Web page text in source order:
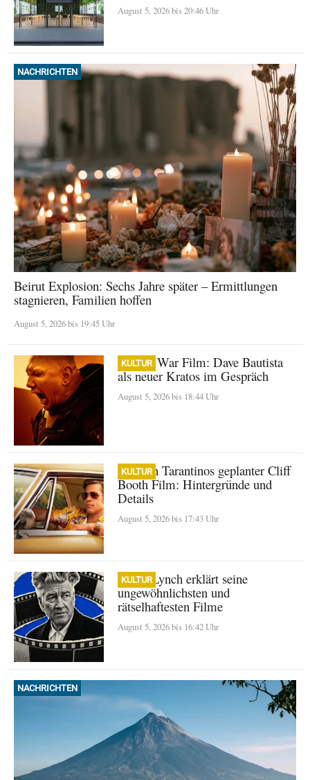
August 5, 2026 bis 20:46 Uhr
NACHRICHTEN
Beirut Explosion: Sechs Jahre später – Ermittlungen
stagnieren, Familien hoffen
August 5, 2026 bis 19:45 Uhr
KULTUR
God of War Film: Dave Bautista
als neuer Kratos im Gespräch
August 5, 2026 bis 18:44 Uhr
KULTUR
Quentin Tarantinos geplanter Cliff
Booth Film: Hintergründe und
Details
August 5, 2026 bis 17:43 Uhr
KULTUR
David Lynch erklärt seine
ungewöhnlichsten und
rätselhaftesten Filme
August 5, 2026 bis 16:42 Uhr
NACHRICHTEN